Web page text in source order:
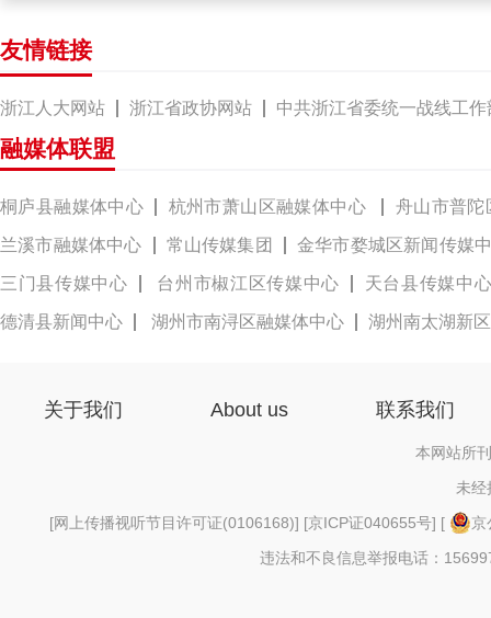
友情链接
浙江人大网站 浙江省政协网站 中共浙江省委统一战线工作
融媒体联盟
桐庐县融媒体中心 杭州市萧山区融媒体中心 舟山市普陀
兰溪市融媒体中心 常山传媒集团 金华市婺城区新闻传媒
三门县传媒中心 台州市椒江区传媒中心 天台县传媒中
德清县新闻中心 湖州市南浔区融媒体中心 湖州南太湖新
关于我们 About us 联系我们
本网站所
未经
[网上传播视听节目许可证(0106168)] [京ICP证040655号] [
京
违法和不良信息举报电话：